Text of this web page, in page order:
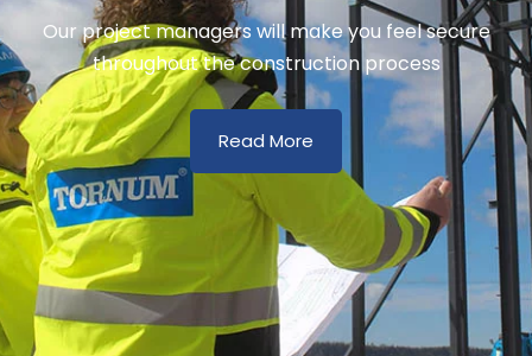
Our project managers will make you feel secure
throughout the construction process
Read More